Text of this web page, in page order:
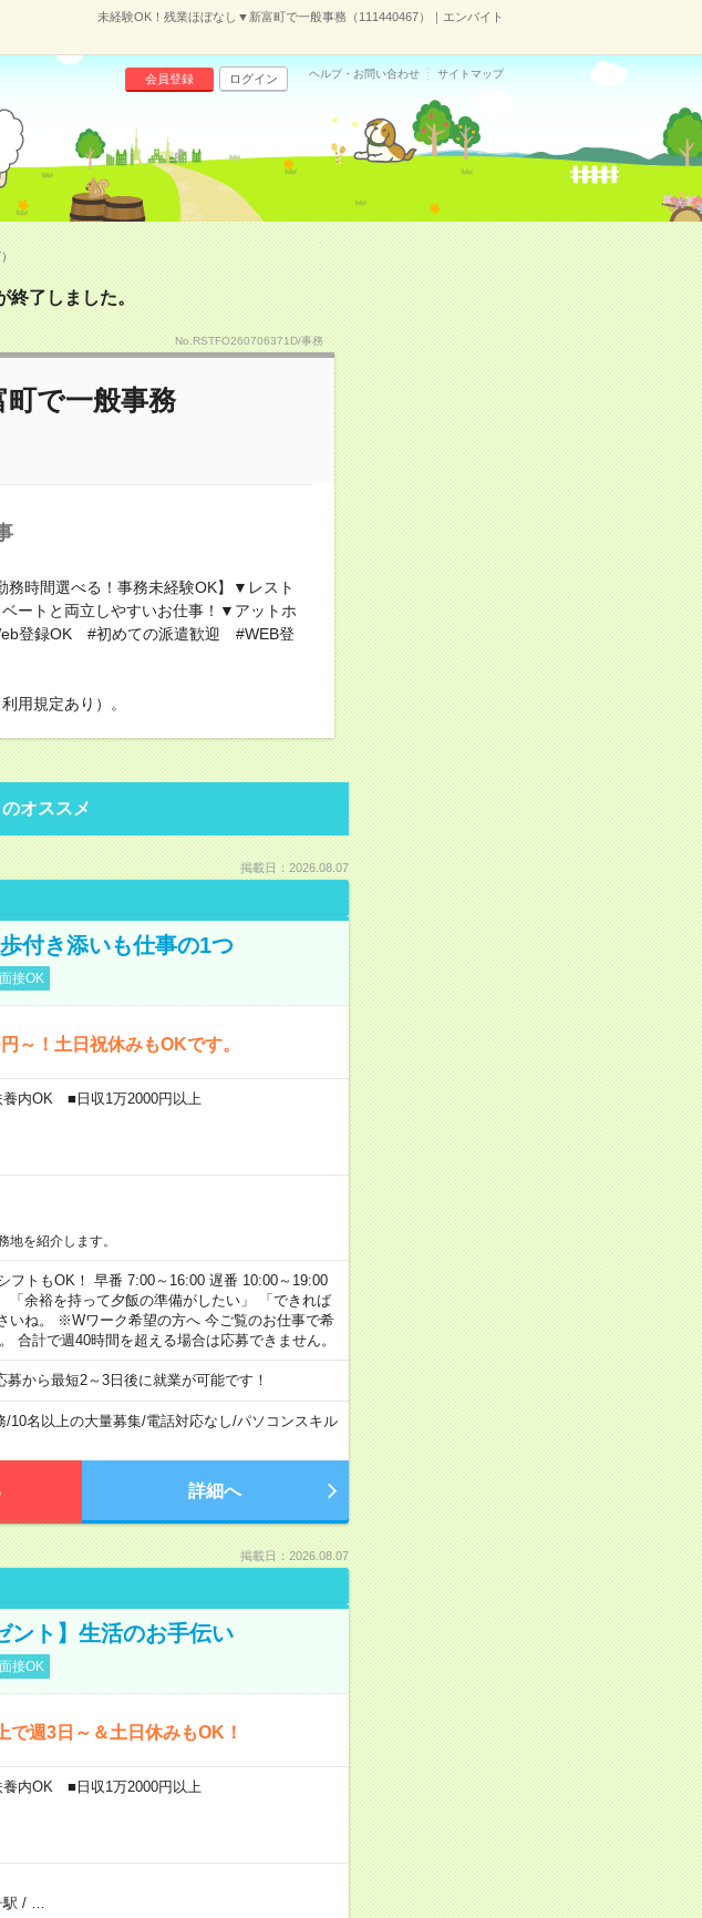
未経験OK！残業ほぼなし▼新富町で一般事務（111440467）｜エンバイト
会員登録 ログイン ヘルプ・お問い合わせ サイトマップ
終了しました。
No.RSTFO260706371D/事務
で一般事務
務時間選べる！事務未経験OK】▼レスト
ートと両立しやすいお仕事！▼アットホ
登録OK #初めての派遣歓迎 #WEB登
用規定あり）。
オススメ
掲載日：2026.08.07
付き添いも仕事の1つ
接OK
！土日祝休みもOKです。
内OK ■日収1万2000円以上
を紹介します。
フトもOK！ 早番 7:00～16:00 遅番 10:00～19:00
余裕を持って夕飯の準備がしたい」 「できれば
いね。 ※Wワーク希望の方へ 今ご覧のお仕事で希
合計で週40時間を超える場合は応募できません。
から最短2～3日後に就業が可能です！
/10名以上の大量募集/電話対応なし/パソコンスキル
詳細へ
掲載日：2026.08.07
ント】生活のお手伝い
接OK
週3日～＆土日休みもOK！
内OK ■日収1万2000円以上
/